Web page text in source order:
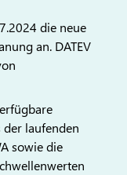
die neue
an. DATEV
laufenden
sowie die